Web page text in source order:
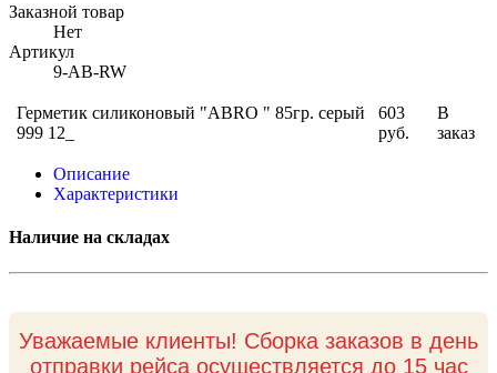
Заказной товар
Нет
Артикул
9-AB-RW
Герметик силиконовый "АBRO " 85гр. серый
999 12_
603
руб.
В
заказ
Описание
Характеристики
Наличие на складах
Уважаемые клиенты! Сборка заказов в день
отправки рейса осуществляется до 15 час